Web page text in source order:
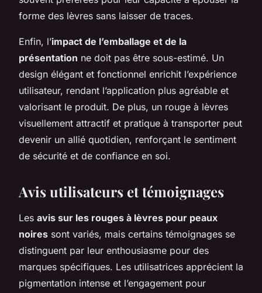
forme des lèvres sans laisser de traces.
Enfin, l’impact de l’emballage et de la
présentation ne doit pas être sous-estimé. Un
design élégant et fonctionnel enrichit l’expérience
utilisateur, rendant l’application plus agréable et
valorisant le produit. De plus, un rouge à lèvres
visuellement attractif et pratique à transporter peut
devenir un allié quotidien, renforçant le sentiment
de sécurité et de confiance en soi.
Avis utilisateurs et témoignages
Les avis sur les rouges à lèvres pour peaux
noires sont variés, mais certains témoignages se
distinguent par leur enthousiasme pour des
marques spécifiques. Les utilisatrices apprécient la
pigmentation intense et l’engagement pour